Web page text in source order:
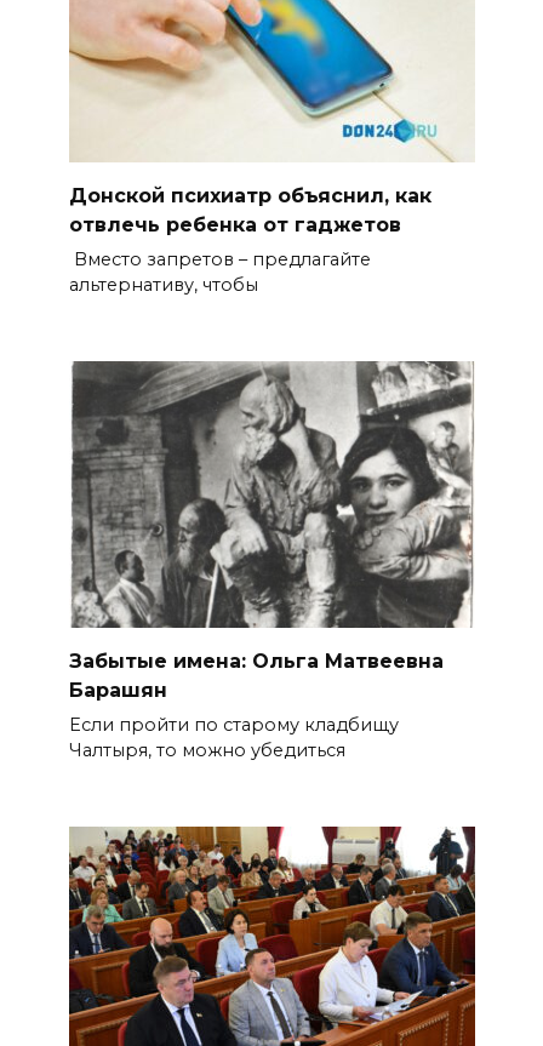
Донской психиатр объяснил, как
отвлечь ребенка от гаджетов
Вместо запретов – предлагайте
альтернативу, чтобы
Забытые имена: Ольга Матвеевна
Барашян
Если пройти по старому кладбищу
Чалтыря, то можно убедиться